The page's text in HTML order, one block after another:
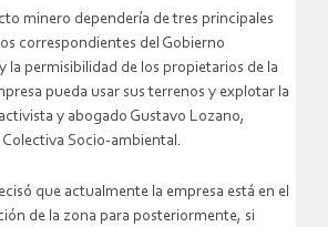
minero dependería de tres principales
correspondientes del Gobierno
la permisibilidad de los propietarios de la
pueda usar sus terrenos y explotar la
y abogado Gustavo Lozano,
Socio-ambiental.
que actualmente la empresa está en el
de la zona para posteriormente, si